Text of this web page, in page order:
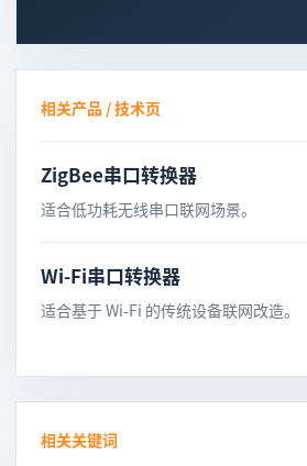
相关产品 / 技术页
ZigBee串口转换器
适合低功耗无线串口联网场景。
Wi-Fi串口转换器
适合基于 Wi-Fi 的传统设备联网改造。
相关关键词